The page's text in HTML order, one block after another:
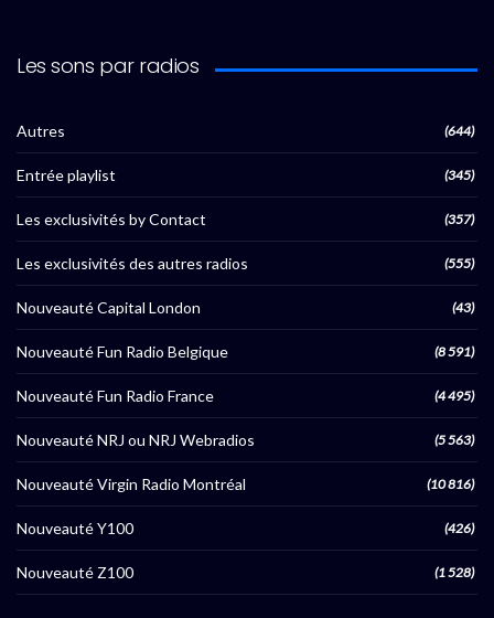
Les sons par radios
Autres (644)
Entrée playlist (345)
Les exclusivités by Contact (357)
Les exclusivités des autres radios (555)
Nouveauté Capital London (43)
Nouveauté Fun Radio Belgique (8 591)
Nouveauté Fun Radio France (4 495)
Nouveauté NRJ ou NRJ Webradios (5 563)
Nouveauté Virgin Radio Montréal (10 816)
Nouveauté Y100 (426)
Nouveauté Z100 (1 528)